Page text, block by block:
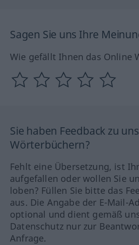
Sagen Sie uns Ihre
Wie gefällt Ihnen das Online
Sie haben Feedback zu
Wörterbüchern?
Fehlt eine Übersetzung, ist
aufgefallen oder wollen Sie
loben? Füllen Sie bitte das
aus. Die Angabe der E-Mail-
optional und dient gemäß
Datenschutz nur zur
Anfrage.